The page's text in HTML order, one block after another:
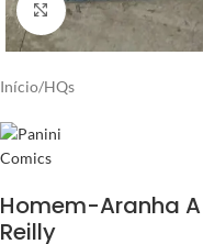
Clique para ampliar
Início/HQs
Homem-Aranha
Reilly